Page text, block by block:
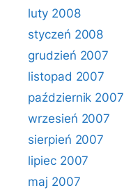
luty 2008
styczeń 2008
grudzień 2007
listopad 2007
październik 2007
wrzesień 2007
sierpień 2007
lipiec 2007
maj 2007